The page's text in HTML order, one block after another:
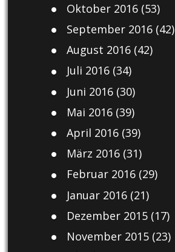
Oktober 2016(53)
September 2016(42)
August 2016(42)
Juli 2016(34)
Juni 2016(30)
Mai 2016(39)
April 2016(39)
März 2016(31)
Februar 2016(29)
Januar 2016(21)
Dezember 2015(17)
November 2015(23)